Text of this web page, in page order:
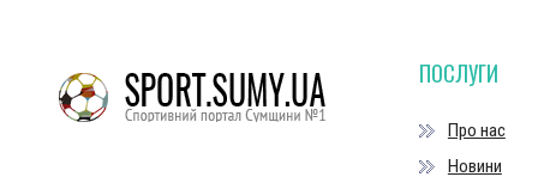
ПОСЛУГИ
Про нас
Новини